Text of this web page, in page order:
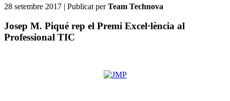
28 setembre 2017 | Publicat perTeam Technova
Josep M. Piqué rep el Premi Excel·lència al
Professional TIC